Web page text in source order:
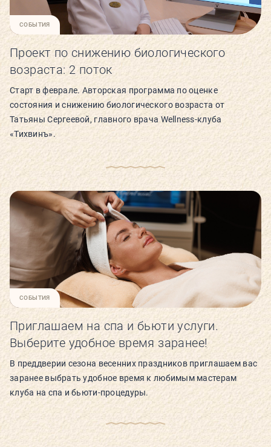
СОБЫТИЯ
Проект по снижению биологического
возраста: 2 поток
Старт в феврале. Авторская программа по оценке
состояния и снижению биологического возраста от
Татьяны Сергеевой, главного врача Wellness-клуба
«Тихвинъ».
СОБЫТИЯ
Приглашаем на спа и бьюти услуги.
Выберите удобное время заранее!
В преддверии сезона весенних праздников приглашаем вас
заранее выбрать удобное время к любимым мастерам
клуба на спа и бьюти-процедуры.